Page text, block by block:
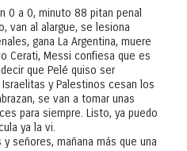
0 a 0, minuto 88 pitan penal
van al alargue, se lesiona
gana La Argentina, muere
Cerati, Messi confiesa que es
que Pelé quiso ser
y Palestinos cesan los
se van a tomar unas
para siempre. Listo, ya puedo
ya la vi.
señores, mañana más que una